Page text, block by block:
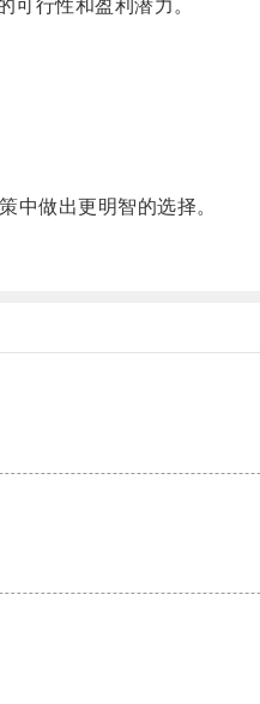
行性和盈利潜力。
做出更明智的选择。